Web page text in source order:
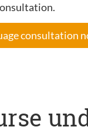
consultation